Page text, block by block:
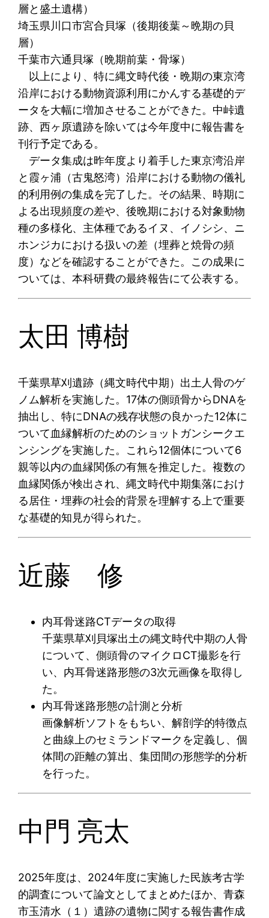
層と盛土遺構）
埼玉県川口市宮合貝塚（後期後葉～晩期の貝
層）
千葉市六通貝塚（晩期前葉・骨塚）
以上により、特に縄文時代後・晩期の東京湾
沿岸における動物資源利用にかんする基礎的デ
ータを大幅に増加させることができた。中峠遺
跡、西ヶ原遺跡を除いては今年度中に報告書を
刊行予定である。
データ集成は昨年度より着手した東京湾沿岸
と霞ヶ浦（古鬼怒湾）沿岸における動物の儀礼
的利用例の集成を完了した。その結果、時期に
よる出現頻度の差や、後晩期における対象動物
種の多様化、主体種であるイヌ、イノシシ、ニ
ホンジカにおける扱いの差（埋葬と焼骨の頻
度）などを確認することができた。この成果に
ついては、本科研費の最終報告にて公表する。
太田 博樹
千葉県草刈遺跡（縄文時代中期）出土人骨のゲ
ノム解析を実施した。17体の側頭骨からDNAを
抽出し、特にDNAの残存状態の良かった12体に
ついて血縁解析のためのショットガンシークエ
ンシングを実施した。これら12個体について6
親等以内の血縁関係の有無を推定した。複数の
血縁関係が検出され、縄文時代中期集落におけ
る居住・埋葬の社会的背景を理解する上で重要
な基礎的知見が得られた。
近藤 修
内耳骨迷路CTデータの取得
千葉県草刈貝塚出土の縄文時代中期の人骨
について、側頭骨のマイクロCT撮影を行
い、内耳骨迷路形態の3次元画像を取得し
た。
内耳骨迷路形態の計測と分析
画像解析ソフトをもちい、解剖学的特徴点
と曲線上のセミランドマークを定義し、個
体間の距離の算出、集団間の形態学的分析
を行った。
中門 亮太
2025年度は、2024年度に実施した民族考古学
的調査について論文としてまとめたほか、青森
市玉清水（１）遺跡の遺物に関する報告書作成